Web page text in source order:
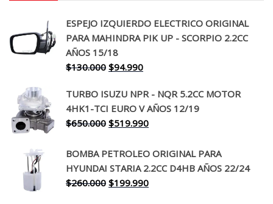
ESPEJO IZQUIERDO ELECTRICO ORIGINAL
PARA MAHINDRA PIK UP - SCORPIO 2.2CC
AÑOS 15/18
$130.000 El
original
era:
$130.000.
$94.990El
actual
es:
$94.990.
TURBO ISUZU NPR - NQR 5.2CC MOTOR
4HK1-TCI EURO V AÑOS 12/19
$650.000 El
original
era:
$650.000.
$519.990El
actual
es:
$519.990.
BOMBA PETROLEO ORIGINAL PARA
HYUNDAI STARIA 2.2CC D4HB AÑOS 22/24
$260.000 El
$199.990El